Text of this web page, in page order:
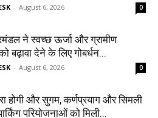
- August 6, 2026 0
ने स्वच्छ ऊर्जा और ग्रामीण
बढ़ावा देने के लिए गोबर्धन...
- August 6, 2026 0
होगी और सुगम, कर्णप्रयाग और सिमली
परियोजनाओं को मिली...